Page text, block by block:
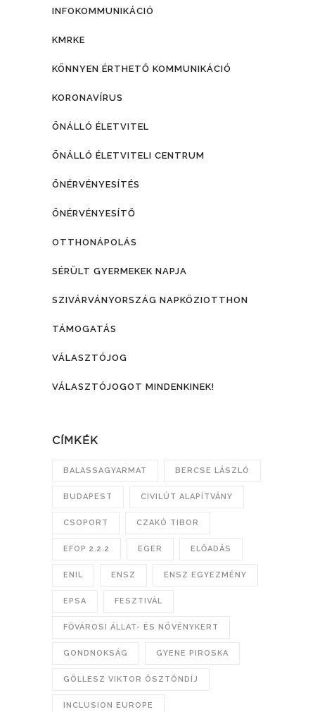
INFOKOMMUNIKÁCIÓ
KMRKE
KÖNNYEN ÉRTHETŐ KOMMUNIKÁCIÓ
KORONAVÍRUS
ÖNÁLLÓ ÉLETVITEL
ÖNÁLLÓ ÉLETVITELI CENTRUM
ÖNÉRVÉNYESÍTÉS
ÖNÉRVÉNYESÍTŐ
OTTHONÁPOLÁS
SÉRÜLT GYERMEKEK NAPJA
SZIVÁRVÁNYORSZÁG NAPKÖZIOTTHON
TÁMOGATÁS
VÁLASZTÓJOG
VÁLASZTÓJOGOT MINDENKINEK!
CÍMKÉK
BALASSAGYARMAT BERCSE LÁSZLÓ
BUDAPEST CIVILÚT ALAPÍTVÁNY
CSOPORT CZAKÓ TIBOR
EFOP 2.2.2 EGER ELŐADÁS
ENIL ENSZ ENSZ EGYEZMÉNY
EPSA FESZTIVÁL
FŐVÁROSI ÁLLAT- ÉS NÖVÉNYKERT
GONDNOKSÁG GYENE PIROSKA
GÖLLESZ VIKTOR ÖSZTÖNDÍJ
INCLUSION EUROPE